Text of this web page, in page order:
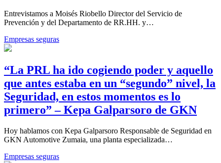
Entrevistamos a Moisés Riobello Director del Servicio de
Prevención y del Departamento de RR.HH. y…
Empresas seguras
“La PRL ha ido cogiendo poder y aquello
que antes estaba en un “segundo” nivel, la
Seguridad, en estos momentos es lo
primero” – Kepa Galparsoro de GKN
Hoy hablamos con Kepa Galparsoro Responsable de Seguridad en
GKN Automotive Zumaia, una planta especializada…
Empresas seguras